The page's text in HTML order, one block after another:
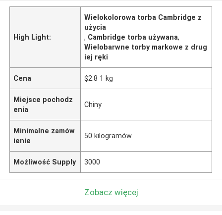
High Light:
Wielokolorowa torba Cambridge z
użycia
, Cambridge torba używana,
Wielobarwne torby markowe z drug
iej ręki
Cena $2.8 1 kg
Miejsce pochodz
enia
Chiny
Minimalne zamów
ienie
50 kilogramów
Możliwość Supply 3000
Zobacz więcej